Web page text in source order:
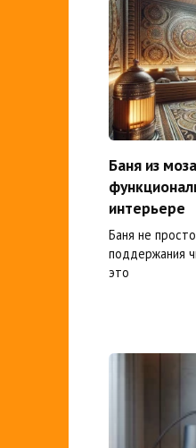
Баня из
интерьере
Баня не
поддержания
это